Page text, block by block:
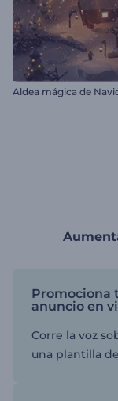
Aldea mágica de
Promociona
anuncio en
Corre la voz
una plantilla